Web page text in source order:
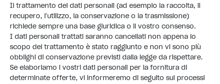
Il trattamento dei dati personali (ad esempio la raccolta, il
recupero, l'utilizzo, la conservazione o la trasmissione)
richiede sempre una base giuridica o il vostro consenso.
I dati personali trattati saranno cancellati non appena lo
scopo del trattamento è stato raggiunto e non vi sono più
obblighi di conservazione previsti dalla legge da rispettare.
Se elaboriamo i vostri dati personali per la fornitura di
determinate offerte, vi informeremo di seguito sui processi